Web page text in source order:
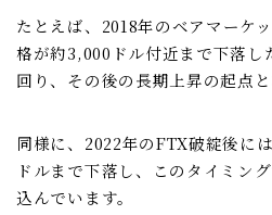
たとえば、2018年のベアマーケ
格が約3,000ドル付近まで下落し
回り、その後の長期上昇の起点と
同様に、2022年のFTX破綻後に
ドルまで下落し、このタイミン
込んでいます。